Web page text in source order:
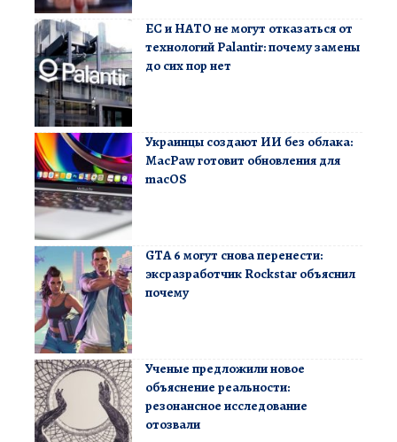
ЕС и НАТО не могут отказаться от
технологий Palantir: почему замены
до сих пор нет
Украинцы создают ИИ без облака:
MacPaw готовит обновления для
macOS
GTA 6 могут снова перенести:
эксразработчик Rockstar объяснил
почему
Ученые предложили новое
объяснение реальности:
резонансное исследование
отозвали